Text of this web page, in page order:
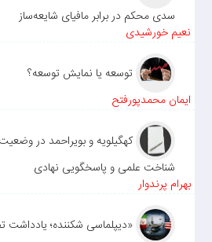
سدی محکم در برابر مافیای شایعه‌ساز
نعیم خورشیدی
توسعه یا نمایش توسعه؟
ایمان محمدپورفتح
کهگیلویه و بویراحمد در
شناخت علمی و پاسخگویی نهادی
بهرام پرندوار
«دیپلماسی شکننده؛ یادداشت